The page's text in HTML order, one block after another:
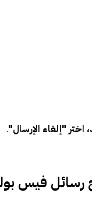
اختر "إلغاء الإرسال".
فيس